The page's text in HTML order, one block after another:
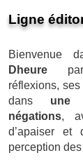
Ligne
Bienvenue
Dheure
réflexions,
dans une
négations,
d’apaiser et
perception